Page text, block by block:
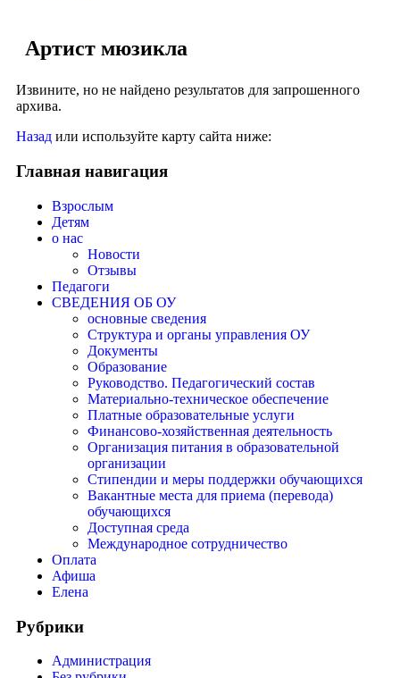
Артист мюзикла
Извините, но не найдено результатов для запрошенного
архива.
Назад или используйте карту сайта ниже:
Главная навигация
Взрослым
Детям
о нас
Новости
Отзывы
Педагоги
СВЕДЕНИЯ ОБ ОУ
основные сведения
Структура и органы управления ОУ
Документы
Образование
Руководство. Педагогический состав
Материально-техническое обеспечение
Платные образовательные услуги
Финансово-хозяйственная деятельность
Организация питания в образовательной
организации
Стипендии и меры поддержки обучающихся
Вакантные места для приема (перевода)
обучающихся
Доступная среда
Международное сотрудничество
Оплата
Афиша
Елена
Рубрики
Администрация